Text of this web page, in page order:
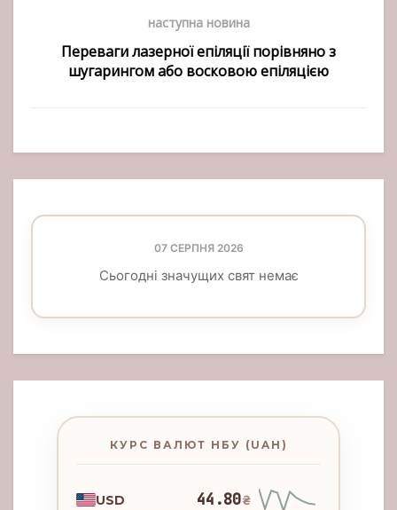
наступна новина
Переваги лазерної епіляції порівняно з
шугарингом або восковою епіляцією
07 СЕРПНЯ 2026
Сьогодні значущих свят немає
КУРС ВАЛЮТ НБУ (UAH)
USD 44.80₴